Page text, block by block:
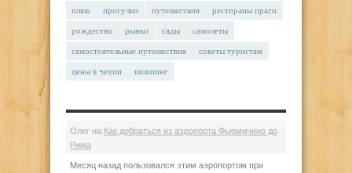
пляж прогулки путешествия рестораны праги
рождество рынки сады самолеты
самостоятельные путешествия советы туристам
цены в чехии шоппинг
Олег на Как добраться из аэропорта Фьюмичино до
Рима
Месяц назад пользовался этим аэропортом при